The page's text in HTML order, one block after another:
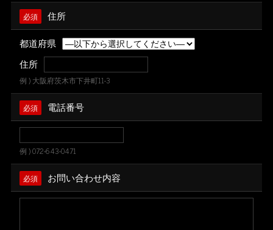
必須
住所
都道府県
住所
例 ) 大阪府茨木市下井町11-3
必須 電話番号
例 ) 072-643-0471
必須 お問い合わせ内容